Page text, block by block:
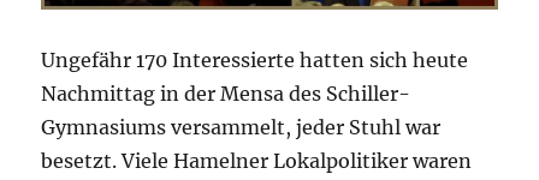
Ungefähr 170 Interessierte hatten sich heute
Nachmittag in der Mensa des Schiller-
Gymnasiums versammelt, jeder Stuhl war
besetzt. Viele Hamelner Lokalpolitiker waren